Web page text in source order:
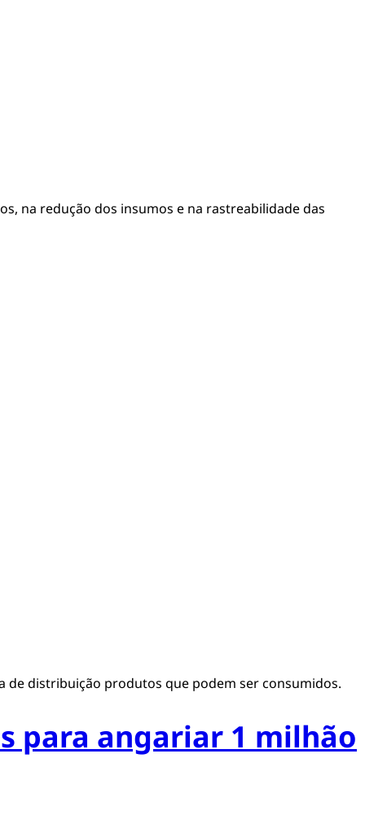
na redução dos insumos e na rastreabilidade das
distribuição produtos que podem ser consumidos.
para angariar 1 milhão